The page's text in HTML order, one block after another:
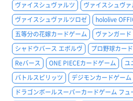
ヴァイスシュヴァルツ
ヴァイスシュヴ
ヴァイスシュヴァルツロゼ
hololive
五等分の花嫁カードゲーム
ヴァンガード
シャドウバース エボルヴ
プロ野球カー
Reバース
ONE PIECEカードゲーム
ユ
バトルスピリッツ
デジモンカードゲーム
ドラゴンボールスーパーカードゲーム フ